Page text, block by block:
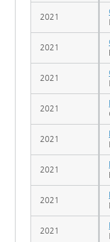
2021
2021
2021
2021
2021
2021
2021
2021